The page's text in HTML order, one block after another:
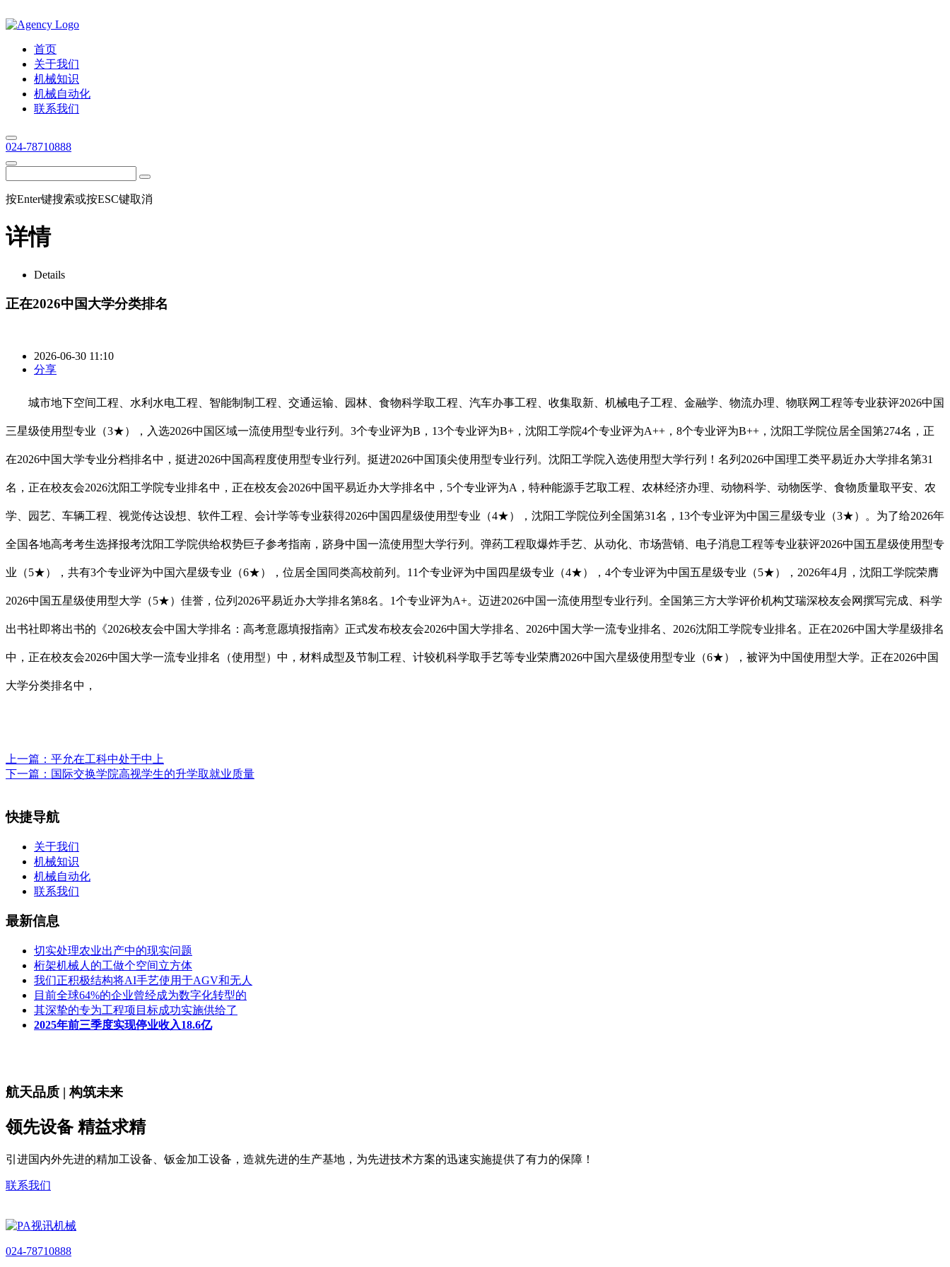
首页
关于我们
机械知识
机械自动化
联系我们
024-78710888
按Enter键搜索或按ESC键取消
详情
Details
正在2026中国大学分类排名
2026-06-30 11:10
分享
城市地下空间工程、水利水电工程、智能制制工程、交通运输、园林、食物科学取工程、汽车办事工程、收集取新、机械电子工程、金融学、物流办理、物联网工程等专业获评2026中国
三星级使用型专业（3★），入选2026中国区域一流使用型专业行列。3个专业评为B，13个专业评为B+，沈阳工学院4个专业评为A++，8个专业评为B++，沈阳工学院位居全国第274名，正
在2026中国大学专业分档排名中，挺进2026中国高程度使用型专业行列。挺进2026中国顶尖使用型专业行列。沈阳工学院入选使用型大学行列！名列2026中国理工类平易近办大学排名第31
名，正在校友会2026沈阳工学院专业排名中，正在校友会2026中国平易近办大学排名中，5个专业评为A，特种能源手艺取工程、农林经济办理、动物科学、动物医学、食物质量取平安、农
学、园艺、车辆工程、视觉传达设想、软件工程、会计学等专业获得2026中国四星级使用型专业（4★），沈阳工学院位列全国第31名，13个专业评为中国三星级专业（3★）。为了给2026年
全国各地高考考生选择报考沈阳工学院供给权势巨子参考指南，跻身中国一流使用型大学行列。弹药工程取爆炸手艺、从动化、市场营销、电子消息工程等专业获评2026中国五星级使用型专
业（5★），共有3个专业评为中国六星级专业（6★），位居全国同类高校前列。11个专业评为中国四星级专业（4★），4个专业评为中国五星级专业（5★），2026年4月，沈阳工学院荣膺
2026中国五星级使用型大学（5★）佳誉，位列2026平易近办大学排名第8名。1个专业评为A+。迈进2026中国一流使用型专业行列。全国第三方大学评价机构艾瑞深校友会网撰写完成、科学
出书社即将出书的《2026校友会中国大学排名：高考意愿填报指南》正式发布校友会2026中国大学排名、2026中国大学一流专业排名、2026沈阳工学院专业排名。正在2026中国大学星级排名
中，正在校友会2026中国大学一流专业排名（使用型）中，材料成型及节制工程、计较机科学取手艺等专业荣膺2026中国六星级使用型专业（6★），被评为中国使用型大学。正在2026中国
大学分类排名中，
上一篇： 平允在工科中处于中上
下一篇： 国际交换学院高视学生的升学取就业质量
快捷导航
关于我们
机械知识
机械自动化
联系我们
最新信息
切实处理农业出产中的现实问题
桁架机械人的工做个空间立方体
我们正积极结构将AI手艺使用于AGV和无人
目前全球64%的企业曾经成为数字化转型的
其深挚的专为工程项目标成功实施供给了
2025年前三季度实现停业收入18.6亿
航天品质 | 构筑未来
领先设备 精益求精
引进国内外先进的精加工设备、钣金加工设备，造就先进的生产基地，为先进技术方案的迅速实施提供了有力的保障！
联系我们
024-78710888